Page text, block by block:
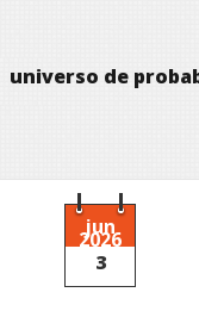
universo de
jun
2026
3